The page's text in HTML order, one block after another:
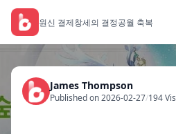
원신 결제창세의 결정공월 축복
James Thompson
Published on 2026-02-27/194